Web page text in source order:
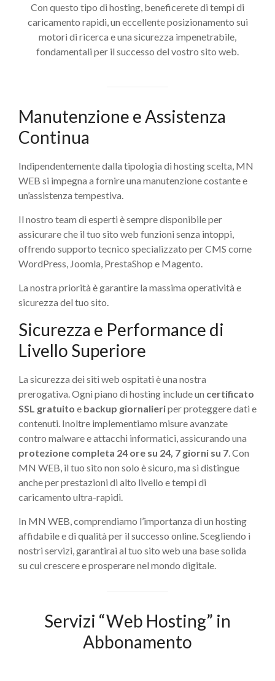
Con questo tipo di hosting, beneficerete di tempi di
caricamento rapidi, un eccellente posizionamento sui
motori di ricerca e una sicurezza impenetrabile,
fondamentali per il successo del vostro sito web.
Manutenzione e Assistenza
Continua
Indipendentemente dalla tipologia di hosting scelta, MN
WEB si impegna a fornire una manutenzione costante e
un’assistenza tempestiva.
Il nostro team di esperti è sempre disponibile per
assicurare che il tuo sito web funzioni senza intoppi,
offrendo supporto tecnico specializzato per CMS come
WordPress, Joomla, PrestaShop e Magento.
La nostra priorità è garantire la massima operatività e
sicurezza del tuo sito.
Sicurezza e Performance di
Livello Superiore
La sicurezza dei siti web ospitati è una nostra
prerogativa. Ogni piano di hosting include un certificato
SSL gratuito e backup giornalieriper proteggere dati e
contenuti. Inoltre implementiamo misure avanzate
contro malware e attacchi informatici, assicurando una
protezione completa 24 ore su 24, 7 giorni su 7 . Con
MN WEB, il tuo sito non solo è sicuro, ma si distingue
anche per prestazioni di alto livello e tempi di
caricamento ultra-rapidi.
In MN WEB, comprendiamo l’importanza di un hosting
affidabile e di qualità per il successo online. Scegliendo i
nostri servizi, garantirai al tuo sito web una base solida
su cui crescere e prosperare nel mondo digitale.
Servizi “Web Hosting” in
Abbonamento